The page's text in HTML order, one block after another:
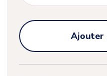
Ajouter